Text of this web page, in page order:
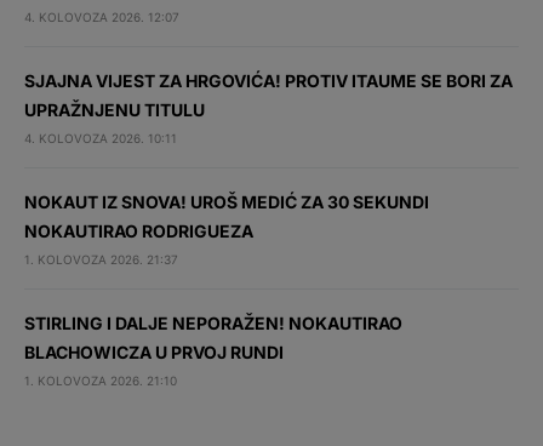
4. KOLOVOZA 2026. 12:07
SJAJNA VIJEST ZA HRGOVIĆA! PROTIV ITAUME SE BORI ZA
UPRAŽNJENU TITULU
4. KOLOVOZA 2026. 10:11
NOKAUT IZ SNOVA! UROŠ MEDIĆ ZA 30 SEKUNDI
NOKAUTIRAO RODRIGUEZA
1. KOLOVOZA 2026. 21:37
STIRLING I DALJE NEPORAŽEN! NOKAUTIRAO
BLACHOWICZA U PRVOJ RUNDI
1. KOLOVOZA 2026. 21:10